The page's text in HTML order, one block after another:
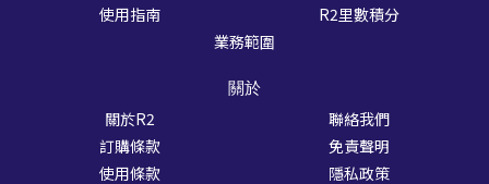
使用指南
R2里數積分
業務範圍
關於
關於R2
聯絡我們
訂購條款
免責聲明
使用條款
隱私政策